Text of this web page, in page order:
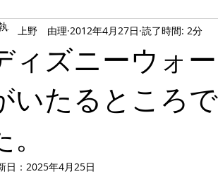
客様体験談 美脚専門サロン salon de
美脚になる サンダル・ミュール 美
ィズニーウォ
いたるところ
。
上野 由理 2012年4月27日 読了時間: 2分
日： 2025年4月25日